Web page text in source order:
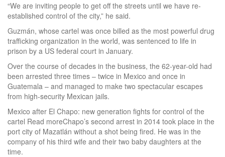
“We are inviting people to get off the streets until we have re-
established control of the city,” he said.
Guzmán, whose cartel was once billed as the most powerful drug
trafficking organization in the world, was sentenced to life in
prison by a US federal court in January.
Over the course of decades in the business, the 62-year-old had
been arrested three times – twice in Mexico and once in
Guatemala – and managed to make two spectacular escapes
from high-security Mexican jails.
Mexico after El Chapo: new generation fights for control of the
cartel Read moreChapo’s second arrest in 2014 took place in the
port city of Mazatlán without a shot being fired. He was in the
company of his third wife and their two baby daughters at the
time.